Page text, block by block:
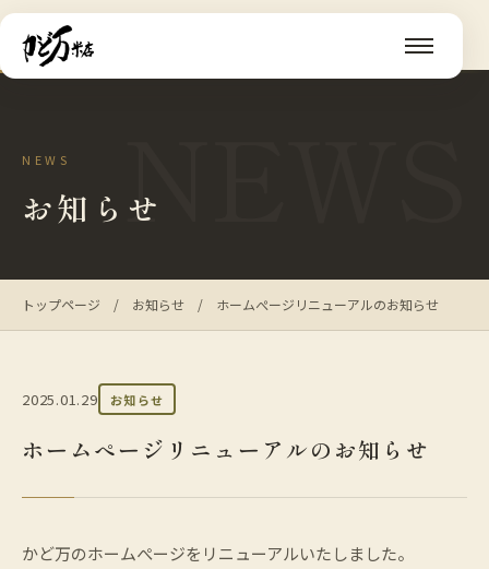
NEWS
NEWS
お知らせ
トップページ / お知らせ / ホームぺージリニューアルのお知らせ
2025.01.29 お知らせ
ホームぺージリニューアルのお知らせ
かど万のホームぺージをリニューアルいたしました。